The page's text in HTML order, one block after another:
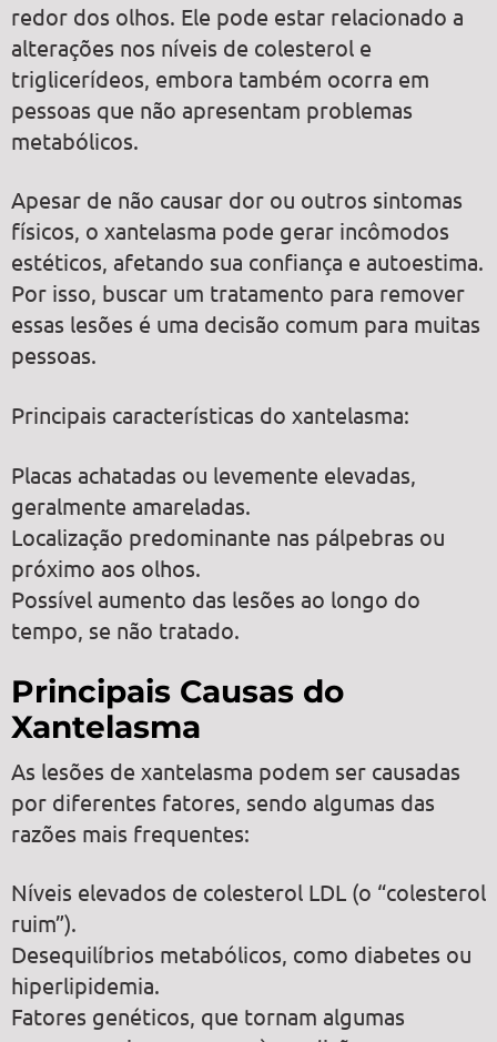
redor dos olhos. Ele pode estar relacionado a
alterações nos níveis de colesterol e
triglicerídeos, embora também ocorra em
pessoas que não apresentam problemas
metabólicos.
Apesar de não causar dor ou outros sintomas
físicos, o xantelasma pode gerar incômodos
estéticos, afetando sua confiança e autoestima.
Por isso, buscar um tratamento para remover
essas lesões é uma decisão comum para muitas
pessoas.
Principais características do xantelasma:
Placas achatadas ou levemente elevadas,
geralmente amareladas.
Localização predominante nas pálpebras ou
próximo aos olhos.
Possível aumento das lesões ao longo do
tempo, se não tratado.
Principais Causas do
Xantelasma
As lesões de xantelasma podem ser causadas
por diferentes fatores, sendo algumas das
razões mais frequentes:
Níveis elevados de colesterol LDL (o “colesterol
ruim”).
Desequilíbrios metabólicos, como diabetes ou
hiperlipidemia.
Fatores genéticos, que tornam algumas